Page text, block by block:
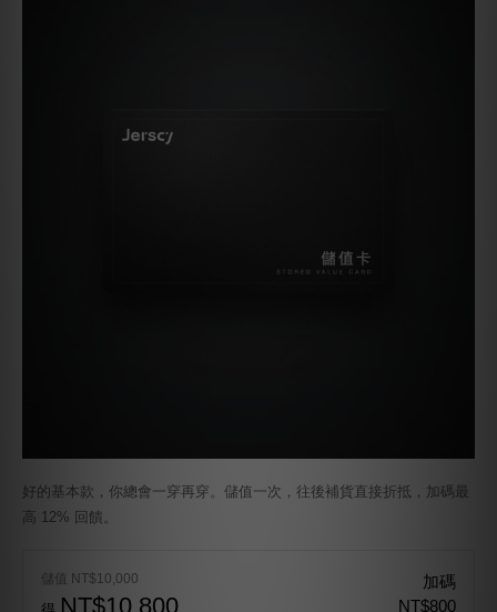
好的基本款，你總會一穿再穿。儲值一次，往後補貨直接折抵，加碼最
高 12% 回饋。
儲值 NT$10,000
NT$10,800
加碼
NT$800